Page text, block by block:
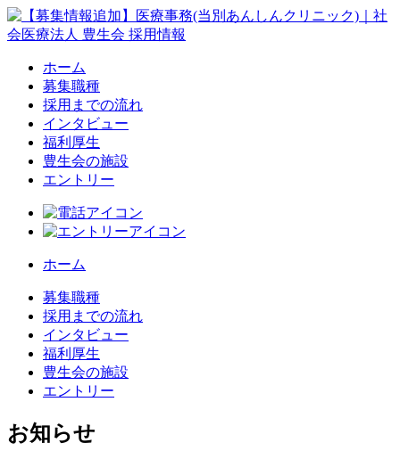
ホーム
募集職種
採用までの流れ
インタビュー
福利厚生
豊生会の施設
エントリー
ホーム
募集職種
採用までの流れ
インタビュー
福利厚生
豊生会の施設
エントリー
お知らせ